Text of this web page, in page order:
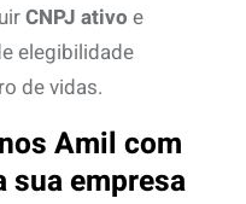
CNPJ ativo e
elegibilidade
de vidas.
Amil com
sua empresa